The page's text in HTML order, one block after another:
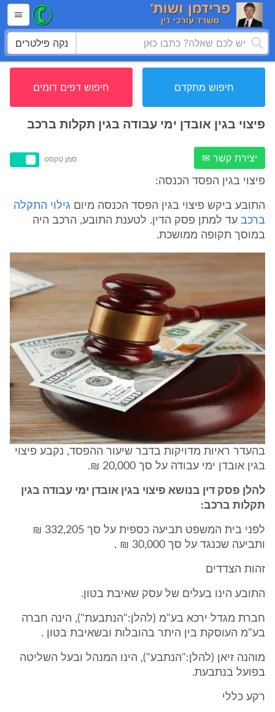
נקה פילטרים
חיפוש מתקדם חיפוש דפים דומים
פיצוי בגין אובדן ימי עבודה בגין תקלות ברכב
יצירת קשר ✉ סמן טקסט
פיצוי בגין הפסד הכנסה:
התובע ביקש פיצוי בגין הפסד הכנסה מיום גילוי התקלה
ברכב עד למתן פסק הדין. לטענת התובע, הרכב היה
במוסך תקופה ממושכת.
בהעדר ראיות מדויקות בדבר שיעור ההפסד, נקבע פיצוי
בגין אובדן ימי עבודה על סך 20,000 ₪.
להלן פסק דין בנושא פיצוי בגין אובדן ימי עבודה בגין
תקלות ברכב:
לפני בית המשפט תביעה כספית על סך 332,205 ₪
ותביעה שכנגד על סך 30,000 ₪ .
זהות הצדדים
התובע הינו בעלים של עסק שאיבת בטון.
חברת מגדל ירכא בע"מ (להלן:"הנתבעת"), הינה חברה
בע"מ העוסקת בין היתר בהובלות ובשאיבת בטון .
מוהנה זיאן (להלן:"הנתבע"), הינו המנהל ובעל השליטה
בפועל בנתבעת.
רקע כללי